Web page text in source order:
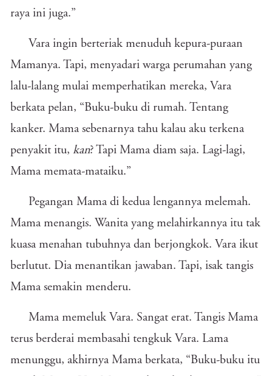
raya ini juga.”
Vara ingin berteriak menuduh kepura-puraan
Mamanya. Tapi, menyadari warga perumahan yang
lalu-lalang mulai memperhatikan mereka, Vara
berkata pelan, “Buku-buku di rumah. Tentang
kanker. Mama sebenarnya tahu kalau aku terkena
penyakit itu, kan? Tapi Mama diam saja. Lagi-lagi,
Mama memata-mataiku.”
Pegangan Mama di kedua lengannya melemah.
Mama menangis. Wanita yang melahirkannya itu tak
kuasa menahan tubuhnya dan berjongkok. Vara ikut
berlutut. Dia menantikan jawaban. Tapi, isak tangis
Mama semakin menderu.
Mama memeluk Vara. Sangat erat. Tangis Mama
terus berderai membasahi tengkuk Vara. Lama
menunggu, akhirnya Mama berkata, “Buku-buku itu